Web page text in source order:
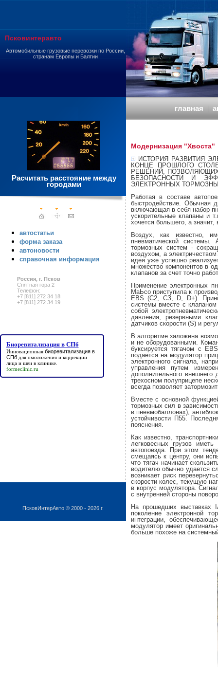
Псковинтеравто
Автомобильные грузовые перевозки по России,
странам Европы и Балтии
Расчитать расстояние между
городами
автостатьи
форма заказа
автоновости
справочная информация
Россия, г. Псков
Снятная гора 2
Телефон:
+7 [811] 272 34 18
+7 [811] 272 34 19
Биоревитализация в СПб
Инновационная биоревитализация в
СПбдля омоложения и коррекции
лица и шеи в клинике.
formeclinic.ru
ПсковИнтерАвто © 2000 - 2026 г.
главная |
Модернизация "Хвоста"
ИСТОРИЯ РАЗВИТИЯ
КОНЦЕ ПРОШЛОГО
РЕШЕНИЙ,
БЕЗОПАСНОСТИ И
ЭЛЕКТРОННЫХ
Работая в составе
быстродействие. Обычная
включающая в себя набор
ускорительные клапаны и
хочется большего, а
Воздух, как известно,
пневматической
тормозных систем -
воздухом, а
идея уже успешно
множество компонентов в
клапанов за счет точно
Применение электронных
МаЬсо приступила к
ЕВS (С2, СЗ, D, D+).
системы вместе с
собой
давления, резервными
датчиков скорости (S) и
В алгоритме заложена
и не оборудованными.
буксируется тягачом с
подается на модулятор
электронного сигнала,
управления путем
дополнительного
трехосном полуприцепе
всегда позволяет
Вместе с основной
тормозных сил в
в пневмобаллонах),
устойчивости П55.
пояснения.
Как известно,
легковесных грузов
автопоезда. При этом
смещаясь к центру, они
что тягач начинает
водителю обычно удается
возникает риск
скорости колес, текущую
в корпус модулятора.
с внутренней стороны
На прошедших выставках
поколение электронной
интеграции,
модулятор имеет
больше похоже на